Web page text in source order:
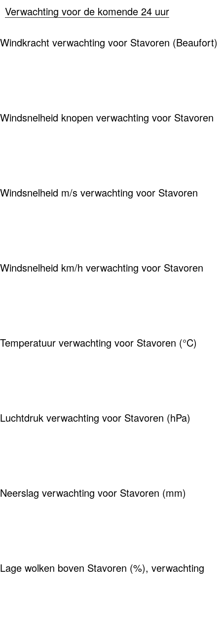
Verwachting voor de komende 24 uur
Windkracht verwachting voor Stavoren (Beaufort)
Windsnelheid knopen verwachting voor Stavoren
Windsnelheid m/s verwachting voor Stavoren
Windsnelheid km/h verwachting voor Stavoren
Temperatuur verwachting voor Stavoren (°C)
Luchtdruk verwachting voor Stavoren (hPa)
Neerslag verwachting voor Stavoren (mm)
Lage wolken boven Stavoren (%), verwachting